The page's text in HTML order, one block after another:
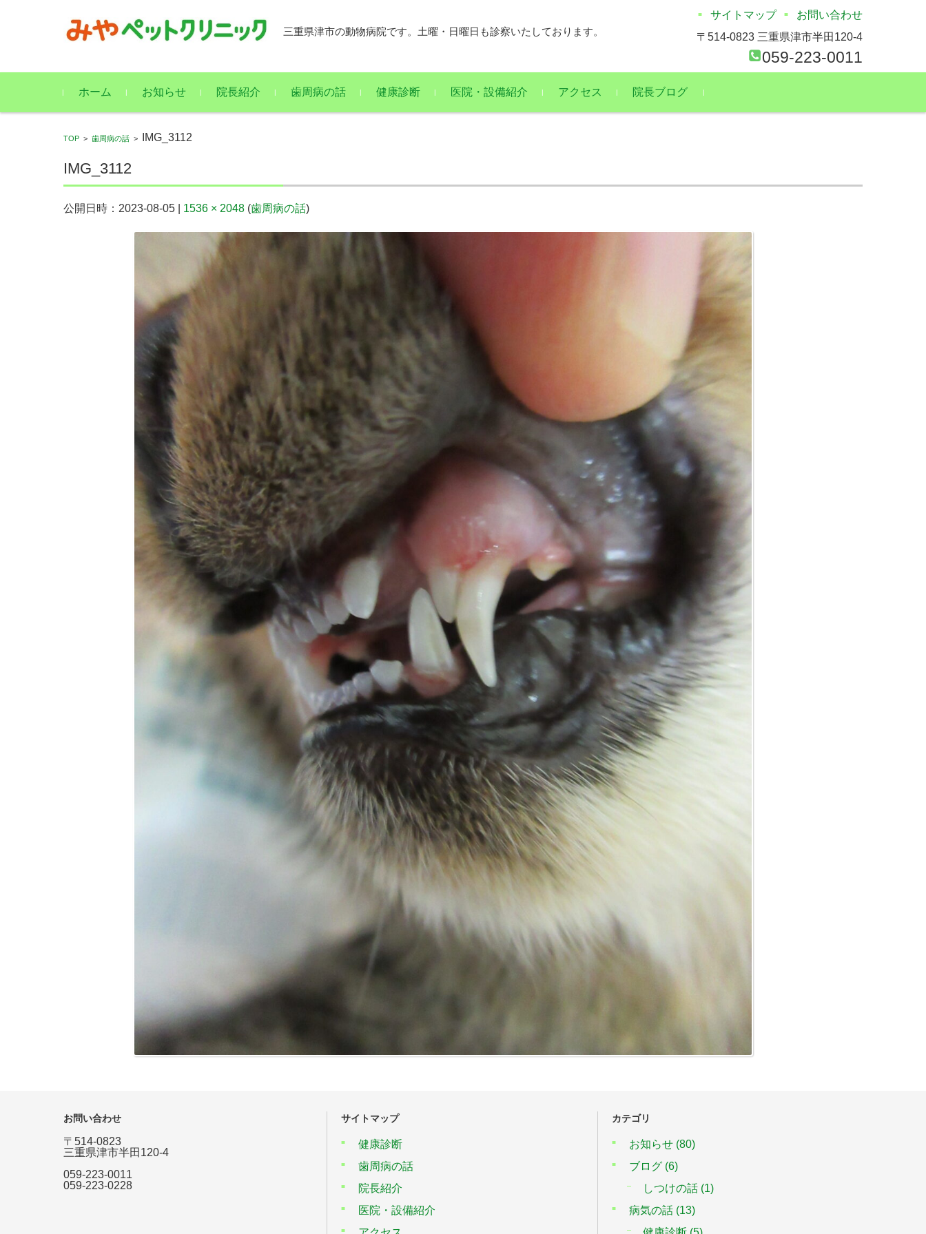
三重県津市の動物病院です。土曜・日曜日も診察いたしております。
サイトマップ
お問い合わせ
〒514-0823 三重県津市半田120-4
059-223-0011
コンテンツに移動
ホーム
お知らせ 院長紹介 歯周病の話 健康診断 医院・設備紹介 アクセス 院長ブログ
TOP > 歯周病の話 > IMG_3112
IMG_3112
公開日時： 2023-08-05 1536 × 2048 (歯周病の話)
お問い合わせ
〒514-0823
三重県津市半田120-4
059-223-0011
059-223-0228
サイトマップ
健康診断
歯周病の話
院長紹介
医院・設備紹介
カテゴリ
お知らせ (80)
ブログ (6)
しつけの話 (1)
病気の話 (13)